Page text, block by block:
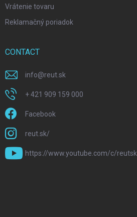
Vrátenie tovaru
Reklamačný poriadok
CONTACT
info@reut.sk
+ 421 909 159 000
Facebook
reut.sk/
https://www.youtube.com/c/reutsk